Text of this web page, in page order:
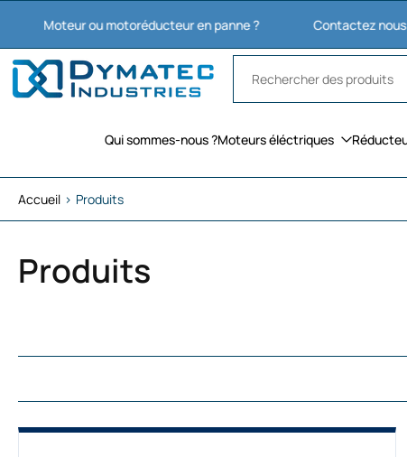
Aller
contenu
ou motoréducteur en panne ? Contactez nous : 03 27 74
Qui sommes-nous ?Moteurs éléctriques
Accueil › Produits
Produits